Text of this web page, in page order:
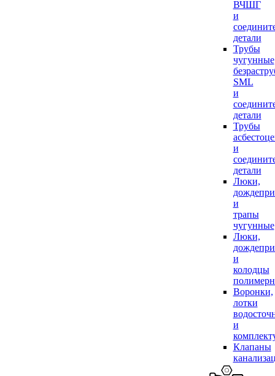
ВЧШГ
и
детали
Трубы
чугунные
SML
и
детали
Трубы
и
детали
Люки,
и
трапы
чугунные
Люки,
и
колодцы
Воронки,
лотки
и
Клапаны